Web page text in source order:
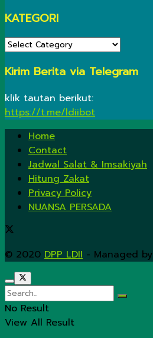
KATEGORI
KATEGORI
Kirim Berita via Telegram
klik tautan berikut:
https://t.me/ldiibot
Home
Contact
Jadwal Salat & Imsakiyah
Hitung Zakat
Privacy Policy
NUANSA PERSADA
© 2020 DPP LDII - Managed by
No Result
View All Result